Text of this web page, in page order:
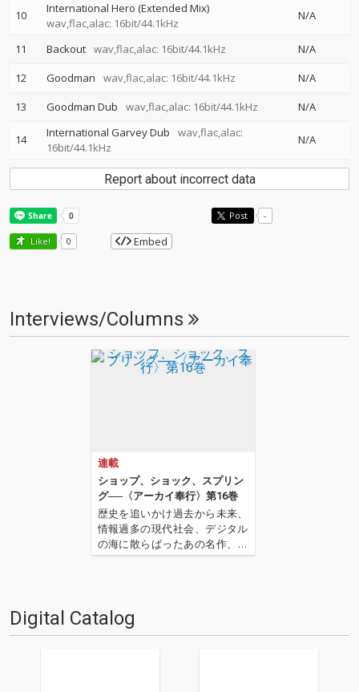
10
International Hero (Extended Mix)
wav,flac,alac: 16bit/44.1kHz
N/A
11 Backout wav,flac,alac: 16bit/44.1kHz
N/A
12
Goodman wav,flac,alac: 16bit/44.1kHz
N/A
13
Goodman Dub wav,flac,alac: 16bit/44.1kHz N/A
14 International Garvey Dub
wav,flac,alac:
16bit/44.1kHz
N/A
Report about incorrect data
Post -
Like! 0 Embed
Interviews/Columns
連載
ショップ、ショック、スプリン
グ──〈アーカイ奉行〉第16巻
歴史を追いかけ過去から未来、
情報過多の現代社会、デジタル
の海に散らばったあの名作、こ
の名作たちをひとつにまとめる
は…'''1.過去作の最新リマスター
音源 2.これまで未配信…
Digital Catalog